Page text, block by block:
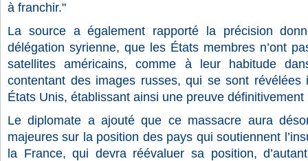
à franchir."
La source a également rapporté la précision
délégation syrienne, que les États membres n’ont
satellites américains, comme à leur habitude
contentant des images russes, qui se sont révélées
États Unis, établissant ainsi une preuve définitivement
Le diplomate a ajouté que ce massacre aura
majeures sur la position des pays qui soutiennent
la France, qui devra réévaluer sa position,